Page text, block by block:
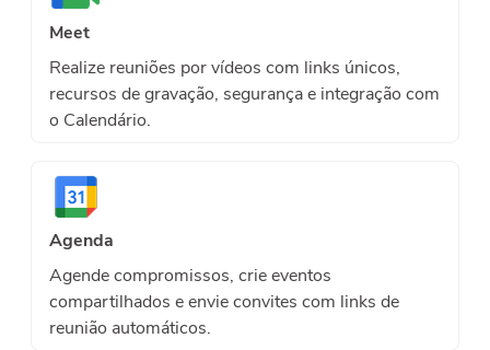
Meet
Realize reuniões por vídeos com links únicos,
recursos de gravação, segurança e integração com
o Calendário.
Agenda
Agende compromissos, crie eventos
compartilhados e envie convites com links de
reunião automáticos.